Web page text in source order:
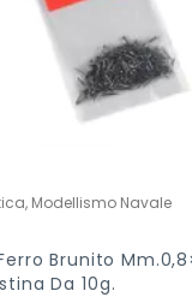
Modellismo Navale
Brunito
Da 10g.